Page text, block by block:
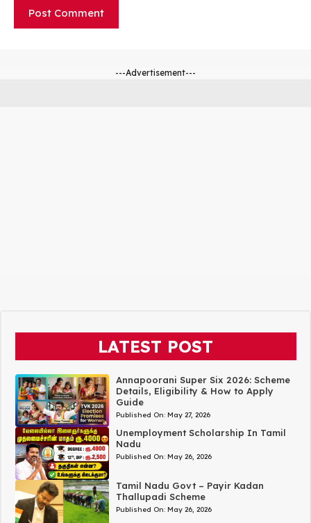
---Advertisement---
LATEST POST
Annapoorani Super Six 2026: Scheme
Details, Eligibility & How to Apply
Guide
Published On: May 27, 2026
Unemployment Scholarship In Tamil
Nadu
Published On: May 26, 2026
Tamil Nadu Govt – Payir Kadan
Thallupadi Scheme
Published On: May 26, 2026